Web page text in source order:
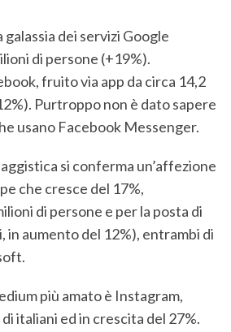
dei servizi Google
di persone (+19%).
fruito via app da circa 14,2
Purtroppo non è dato sapere
usano Facebook Messenger.
si conferma un’affezione
che cresce del 17%,
di persone e per la posta di
in aumento del 12%), entrambi di
più amato è Instagram,
italiani ed in crescita del 27%.